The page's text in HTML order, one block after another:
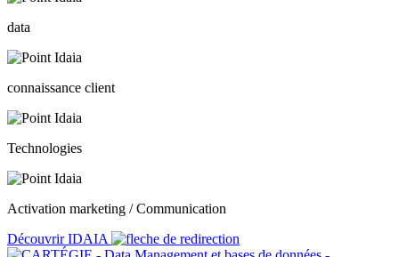
data
connaissance client
Technologies
Activation marketing / Communication
Découvrir IDAIA